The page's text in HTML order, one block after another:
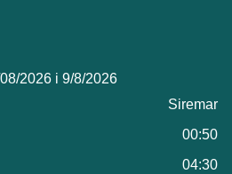
2026 i 9/8/2026
Siremar
00:50
04:30